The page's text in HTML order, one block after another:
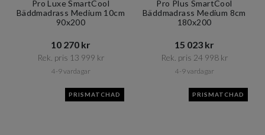
Pro Luxe SmartCool
Bäddmadrass Medium 10cm
90x200
10 270 kr​​
Rek. pris 13 999 kr​​
4-9 vardagar
Pro Plus SmartCool
Bäddmadrass Medium 8cm
180x200
15 023 kr​​
Rek. pris 24 998 kr​​
4-9 vardagar
PRISMATCHAD PRISMATCHAD